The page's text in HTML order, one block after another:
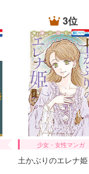
3位
少女・女性マンガ
土かぶりのエレナ姫